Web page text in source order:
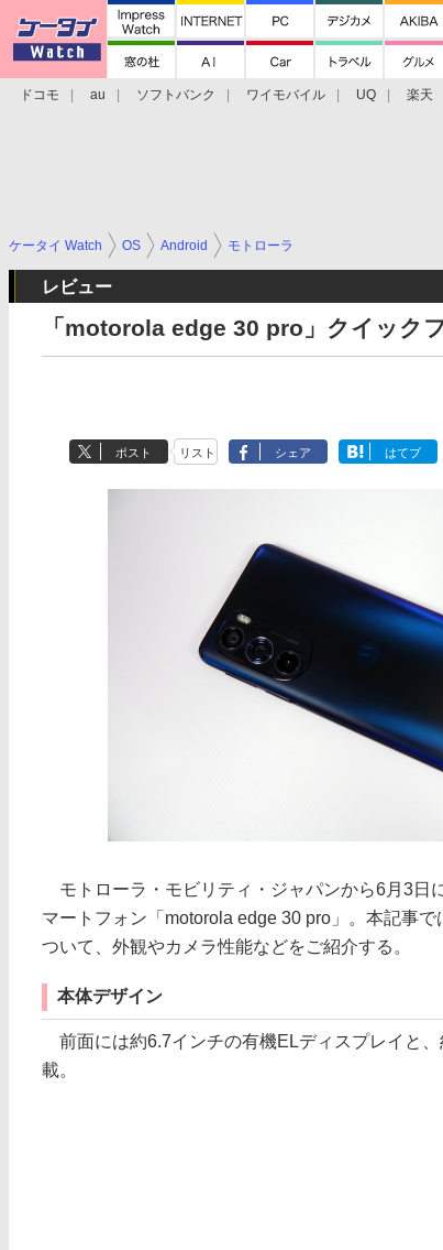
ドコモ au ソフトバンク ワイモバイル UQ 楽天
ケータイ Watch OS Android モトローラ
レビュー
「motorola edge 30 pro」クイック
ポスト リスト シェア はてブ
モトローラ・モビリティ・ジャパンから6月3日
マートフォン「motorola edge 30 pro」。本記事
ついて、外観やカメラ性能などをご紹介する。
本体デザイン
前面には約6.7インチの有機ELディスプレイと
載。